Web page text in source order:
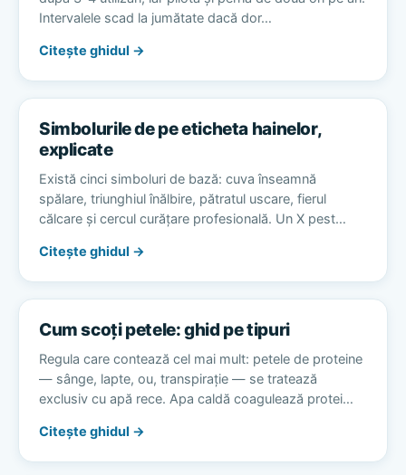
Intervalele scad la jumătate dacă dor…
Citește ghidul →
Simbolurile de pe eticheta hainelor,
explicate
Există cinci simboluri de bază: cuva înseamnă
spălare, triunghiul înălbire, pătratul uscare, fierul
călcare și cercul curățare profesională. Un X pest…
Citește ghidul →
Cum scoți petele: ghid pe tipuri
Regula care contează cel mai mult: petele de proteine
— sânge, lapte, ou, transpirație — se tratează
exclusiv cu apă rece. Apa caldă coagulează protei…
Citește ghidul →